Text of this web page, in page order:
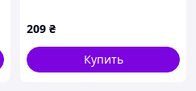
209 ₴
Купить